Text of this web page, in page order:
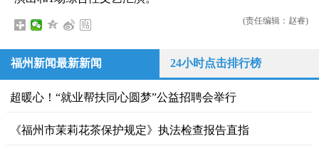
(责任编辑：赵睿)
福州新闻最新新闻 24小时点击排行榜
超暖心！“就业帮扶同心圆梦”公益招聘会举行
《福州市茉莉花茶保护规定》执法检查报告直指